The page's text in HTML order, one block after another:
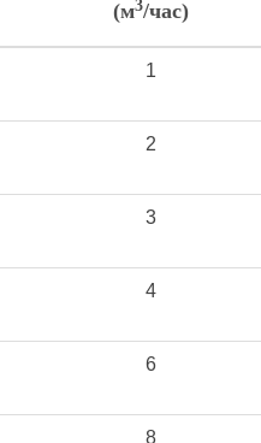
(м3/час)
1
2
3
4
6
8